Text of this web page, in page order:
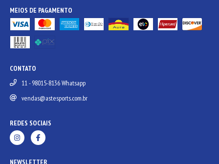
MEIOS DE PAGAMENTO
CONTATO
11 - 98015-8136 Whatsapp
vendas@astesports.com.br
REDES SOCIAIS
NEWSLETTER